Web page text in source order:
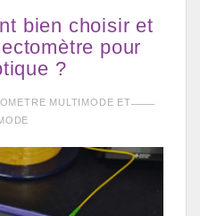
bien choisir et
pour
?
MULTIMODE ET